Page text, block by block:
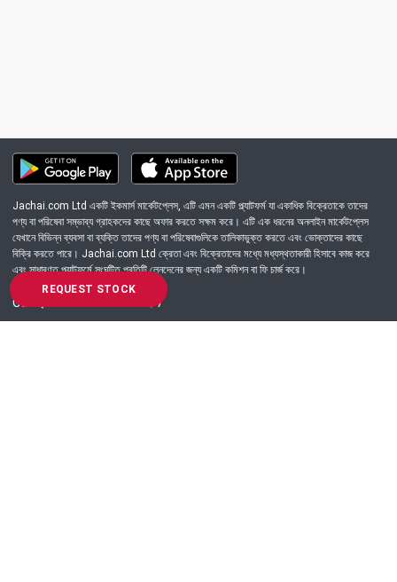
REQUEST STOCK
Jachai.com Ltd একটি ইকমার্স মার্কেটপ্লেস, এটি এমন একটি প্ল্যাটফর্ম যা একাধিক বিক্রেতাকে তাদের
পণ্য বা পরিষেবা সম্ভাব্য গ্রাহকদের কাছে অফার করতে সক্ষম করে। এটি এক ধরনের অনলাইন মার্কেটপ্লেস
যেখানে বিভিন্ন ব্যবসা বা ব্যক্তি তাদের পণ্য বা পরিষেবাগুলিকে তালিকাভুক্ত করতে এবং ভোক্তাদের কাছে
বিক্রি করতে পারে। Jachai.com Ltd ক্রেতা এবং বিক্রেতাদের মধ্যে মধ্যস্থতাকারী হিসাবে কাজ করে
এবং সাধারণত প্ল্যাটফর্মে সংঘটিত প্রতিটি লেনদেনের জন্য একটি কমিশন বা ফি চার্জ করে।
Got Question? Call us 24/7